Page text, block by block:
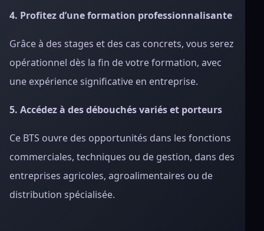
4. Profitez d’une formation professionnalisante
Grâce à des stages et des cas concrets, vous serez
opérationnel dès la fin de votre formation, avec
une expérience significative en entreprise.
5. Accédez à des débouchés variés et porteurs
Ce BTS ouvre des opportunités dans les fonctions
commerciales, techniques ou de gestion, dans des
entreprises agricoles, agroalimentaires ou de
distribution spécialisée.